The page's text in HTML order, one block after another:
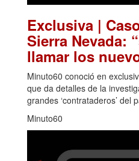
Exclusiva |
Sierra Nevada:
llamar los
Minuto60 conoció en
que da detalles de la
grandes ‘contrataderos’ del
Minuto60